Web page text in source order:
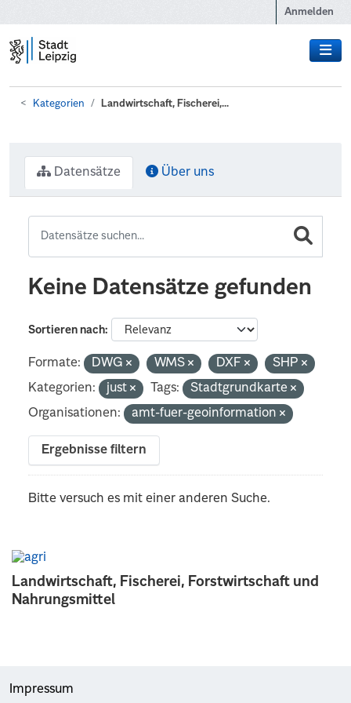
Anmelden
Kategorien Landwirtschaft, Fischerei,...
Landwirtschaft, Fischerei, Forstwirtschaft und
Nahrungsmittel
Datensätze Über uns
Keine Datensätze gefunden
Sortieren nach
Formate: DWG WMS DXF
SHP
Kategorien:
just Tags:
Stadtgrundkarte
Organisationen:
amt-fuer-geoinformation
Ergebnisse filtern
Bitte versuch es mit einer anderen Suche.
Impressum